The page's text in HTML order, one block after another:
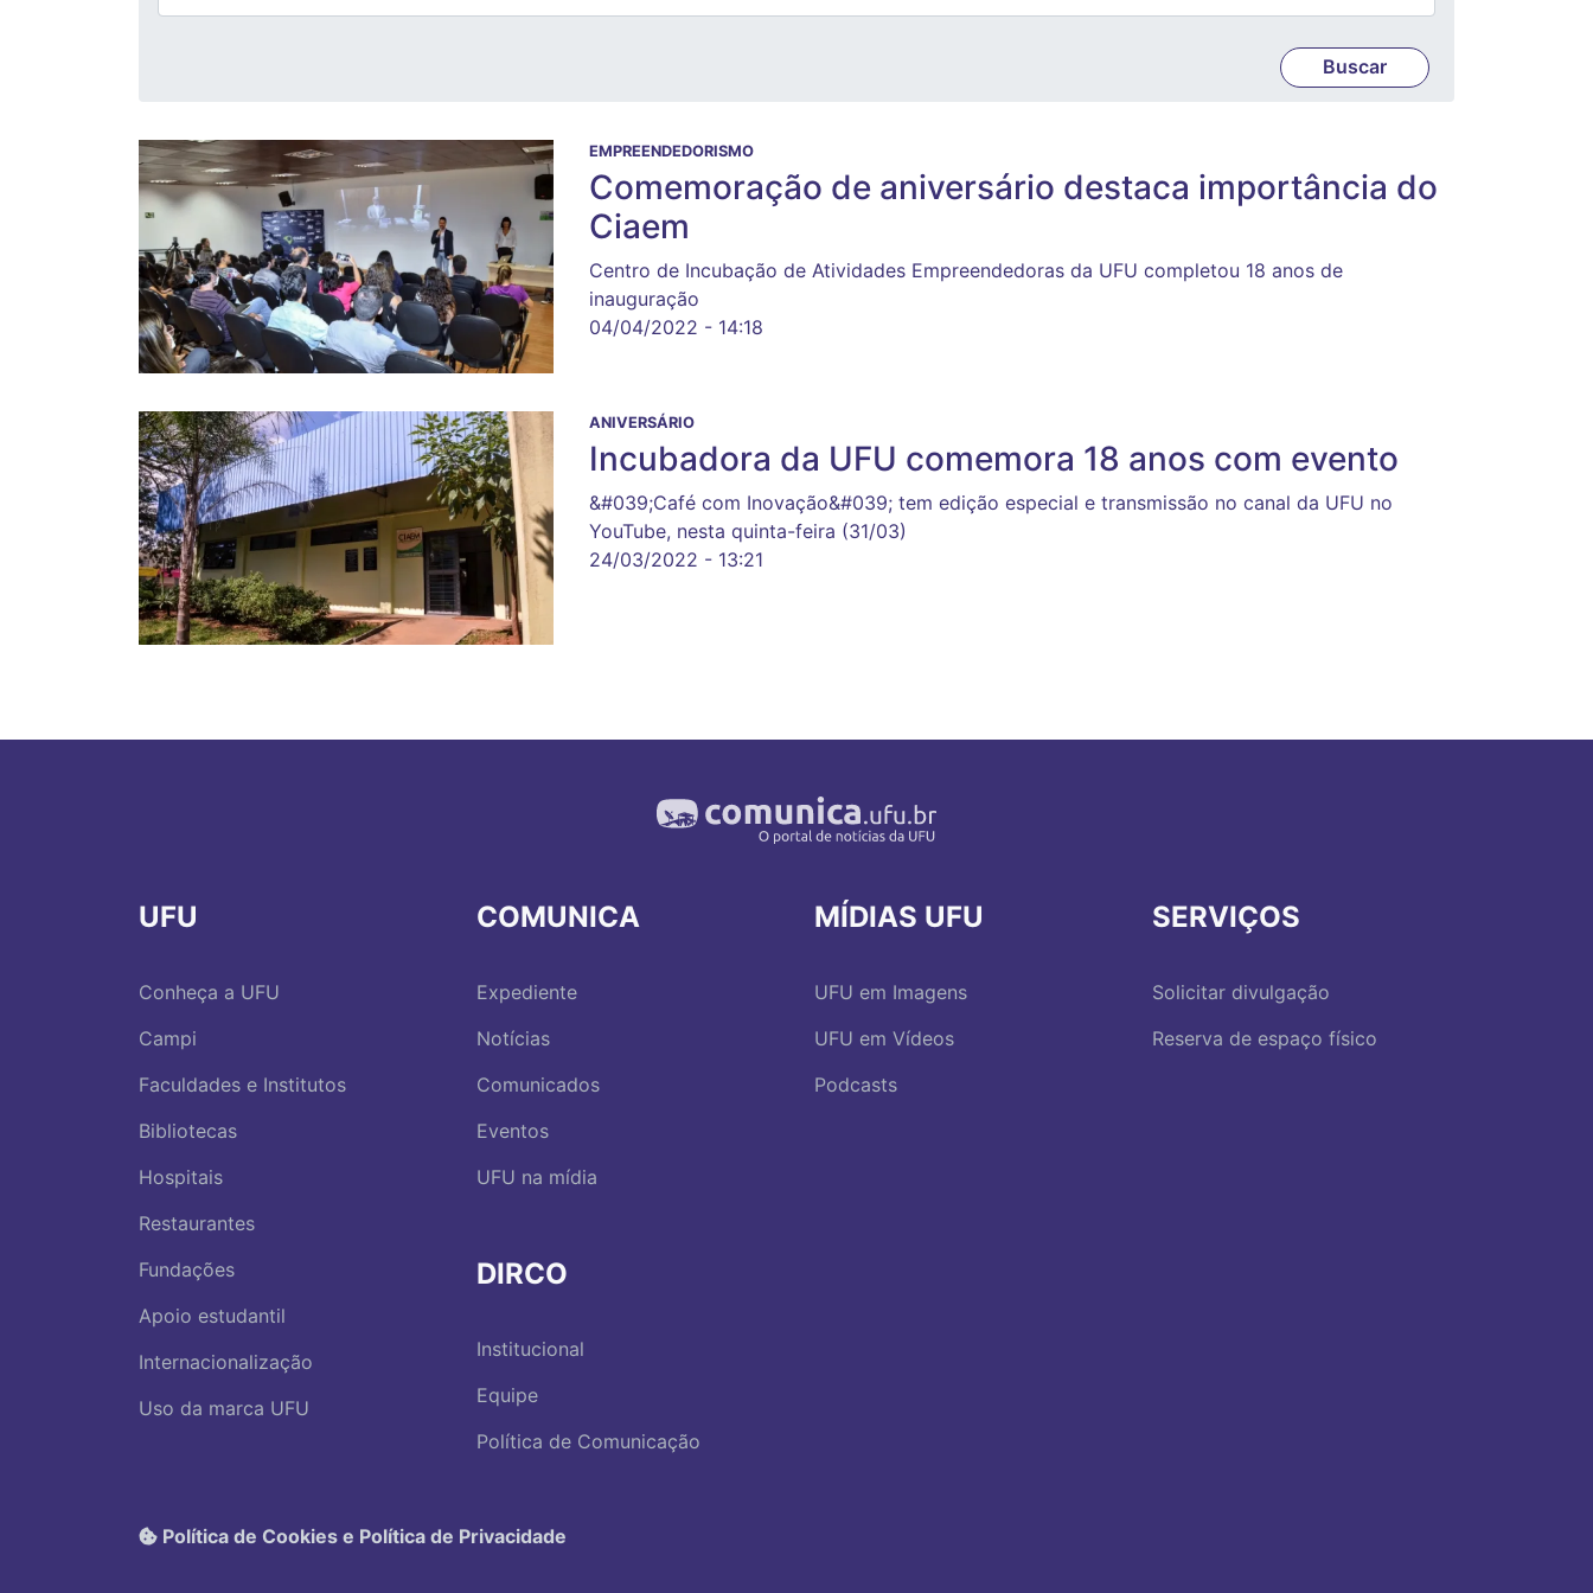
EMPREENDEDORISMO
Comemoração de aniversário destaca importância do
Ciaem
Centro de Incubação de Atividades Empreendedoras da UFU completou 18 anos de
inauguração
04/04/2022 - 14:18
ANIVERSÁRIO
Incubadora da UFU comemora 18 anos com evento
&#039;Café com Inovação&#039; tem edição especial e transmissão no canal da UFU no
YouTube, nesta quinta-feira (31/03)
24/03/2022 - 13:21
UFU
Conheça a UFU
Campi
Faculdades e Institutos
Bibliotecas
Hospitais
Restaurantes
Fundações
Apoio estudantil
Internacionalização
Uso da marca UFU
COMUNICA
Expediente
Notícias
Comunicados
Eventos
UFU na mídia
DIRCO
Institucional
Equipe
Política de Comunicação
MÍDIAS UFU
UFU em Imagens
UFU em Vídeos
Podcasts
SERVIÇOS
Solicitar divulgação
Reserva de espaço físico
Política de Cookies e Política de Privacidade